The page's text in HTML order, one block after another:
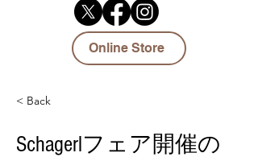
Online Store
< Back
Schagerlフェア開催の